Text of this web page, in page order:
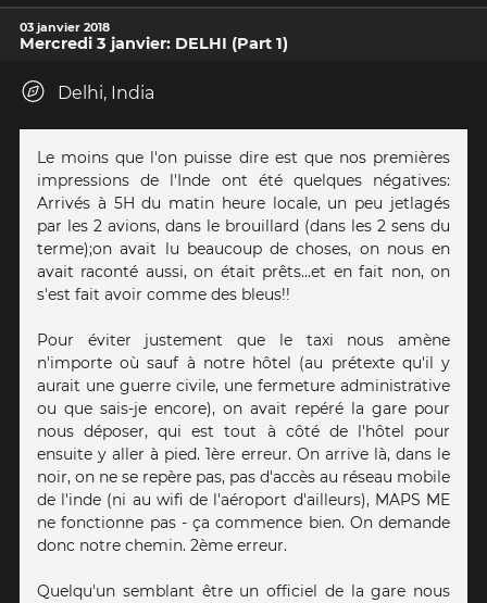
03 janvier 2018
Mercredi 3 janvier: DELHI (Part 1)
Delhi, India
Le moins que l'on puisse dire est que nos premières
impressions de l'Inde ont été quelques négatives:
Arrivés à 5H du matin heure locale, un peu jetlagés
par les 2 avions, dans le brouillard (dans les 2 sens du
terme);on avait lu beaucoup de choses, on nous en
avait raconté aussi, on était prêts...et en fait non, on
s'est fait avoir comme des bleus!!
Pour éviter justement que le taxi nous amène
n'importe où sauf à notre hôtel (au prétexte qu'il y
aurait une guerre civile, une fermeture administrative
ou que sais-je encore), on avait repéré la gare pour
nous déposer, qui est tout à côté de l'hôtel pour
ensuite y aller à pied. 1ère erreur. On arrive là, dans le
noir, on ne se repère pas, pas d'accès au réseau mobile
de l'inde (ni au wifi de l'aéroport d'ailleurs), MAPS ME
ne fonctionne pas - ça commence bien. On demande
donc notre chemin. 2ème erreur.
Quelqu'un semblant être un officiel de la gare nous